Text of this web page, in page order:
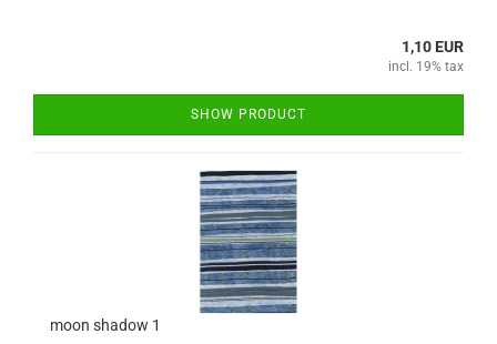
1,10 EUR
incl. 19% tax
SHOW PRODUCT
moon shadow 1